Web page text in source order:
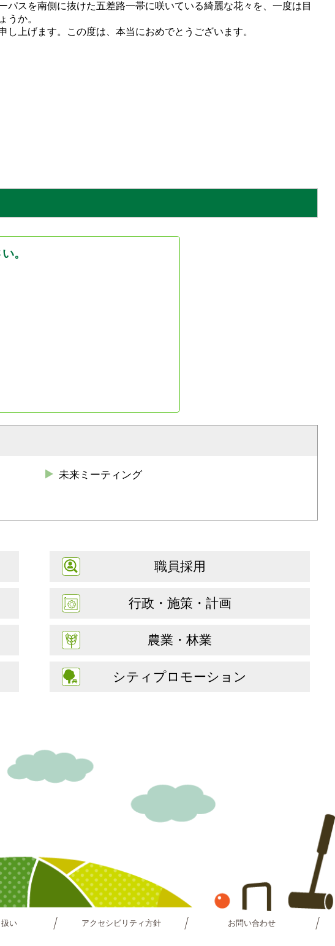
パスを南側に抜けた五差路一帯に咲いている綺麗な花々を、一度は目
うか。
し上げます。この度は、本当におめでとうございます。
。
未来ミーティング
職員採用
行政・施策・計画
農業・林業
シティプロモーション
い アクセシビリティ方針 お問い合わせ